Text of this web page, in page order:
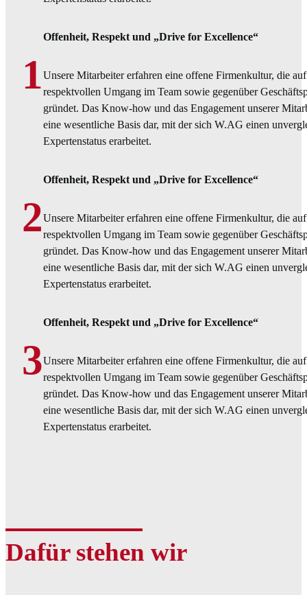
1
Offenheit, Respekt und „Drive for Excellence“
Unsere Mitarbeiter erfahren eine offene Firmenkultur, die
respektvollen Umgang im Team sowie gegenüber
gründet. Das Know-how und das Engagement unserer
eine wesentliche Basis dar, mit der sich W.AG einen
Expertenstatus erarbeitet.
2
Offenheit, Respekt und „Drive for Excellence“
Unsere Mitarbeiter erfahren eine offene Firmenkultur, die
respektvollen Umgang im Team sowie gegenüber
gründet. Das Know-how und das Engagement unserer
eine wesentliche Basis dar, mit der sich W.AG einen
Expertenstatus erarbeitet.
3
Offenheit, Respekt und „Drive for Excellence“
Unsere Mitarbeiter erfahren eine offene Firmenkultur, die
respektvollen Umgang im Team sowie gegenüber
gründet. Das Know-how und das Engagement unserer
eine wesentliche Basis dar, mit der sich W.AG einen
Expertenstatus erarbeitet.
Dafür stehen wir